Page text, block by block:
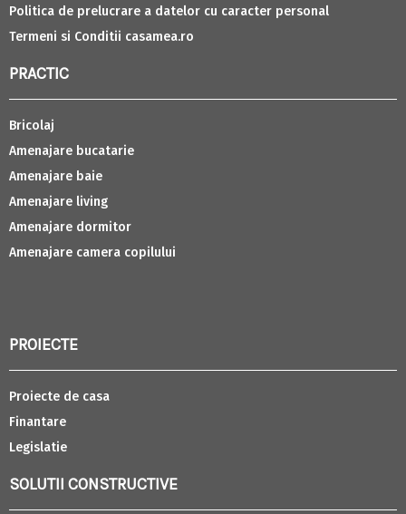
Politica de prelucrare a datelor cu caracter personal
Termeni si Conditii casamea.ro
PRACTIC
Bricolaj
Amenajare bucatarie
Amenajare baie
Amenajare living
Amenajare dormitor
Amenajare camera copilului
PROIECTE
Proiecte de casa
Finantare
Legislatie
SOLUTII CONSTRUCTIVE